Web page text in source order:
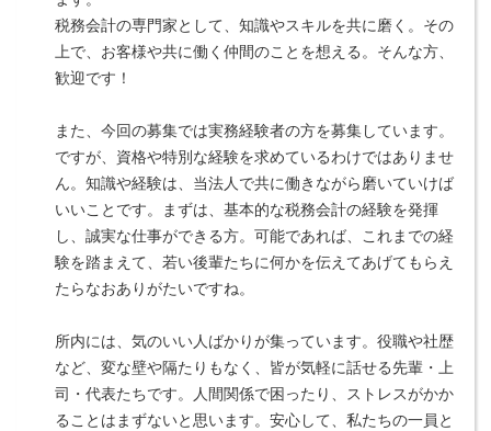
税務会計の専門家として、知識やスキルを共に磨く。その
上で、お客様や共に働く仲間のことを想える。そんな方、
歓迎です！
また、今回の募集では実務経験者の方を募集しています。
ですが、資格や特別な経験を求めているわけではありませ
ん。知識や経験は、当法人で共に働きながら磨いていけば
いいことです。まずは、基本的な税務会計の経験を発揮
し、誠実な仕事ができる方。可能であれば、これまでの経
験を踏まえて、若い後輩たちに何かを伝えてあげてもらえ
たらなおありがたいですね。
所内には、気のいい人ばかりが集っています。役職や社歴
など、変な壁や隔たりもなく、皆が気軽に話せる先輩・上
司・代表たちです。人間関係で困ったり、ストレスがかか
ることはまずないと思います。安心して、私たちの一員と